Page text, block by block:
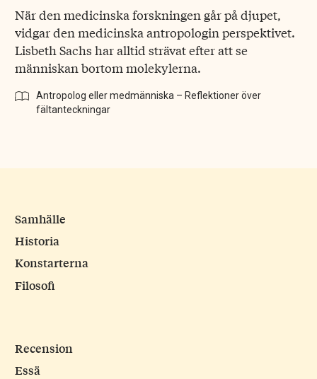
När den medicinska forskningen går på djupet,
vidgar den medicinska antropologin perspektivet.
Lisbeth Sachs har alltid strävat efter att se
människan bortom molekylerna.
Antropolog eller medmänniska – Reflektioner över
fältanteckningar
Samhälle
Historia
Konstarterna
Filosofi
Recension
Essä